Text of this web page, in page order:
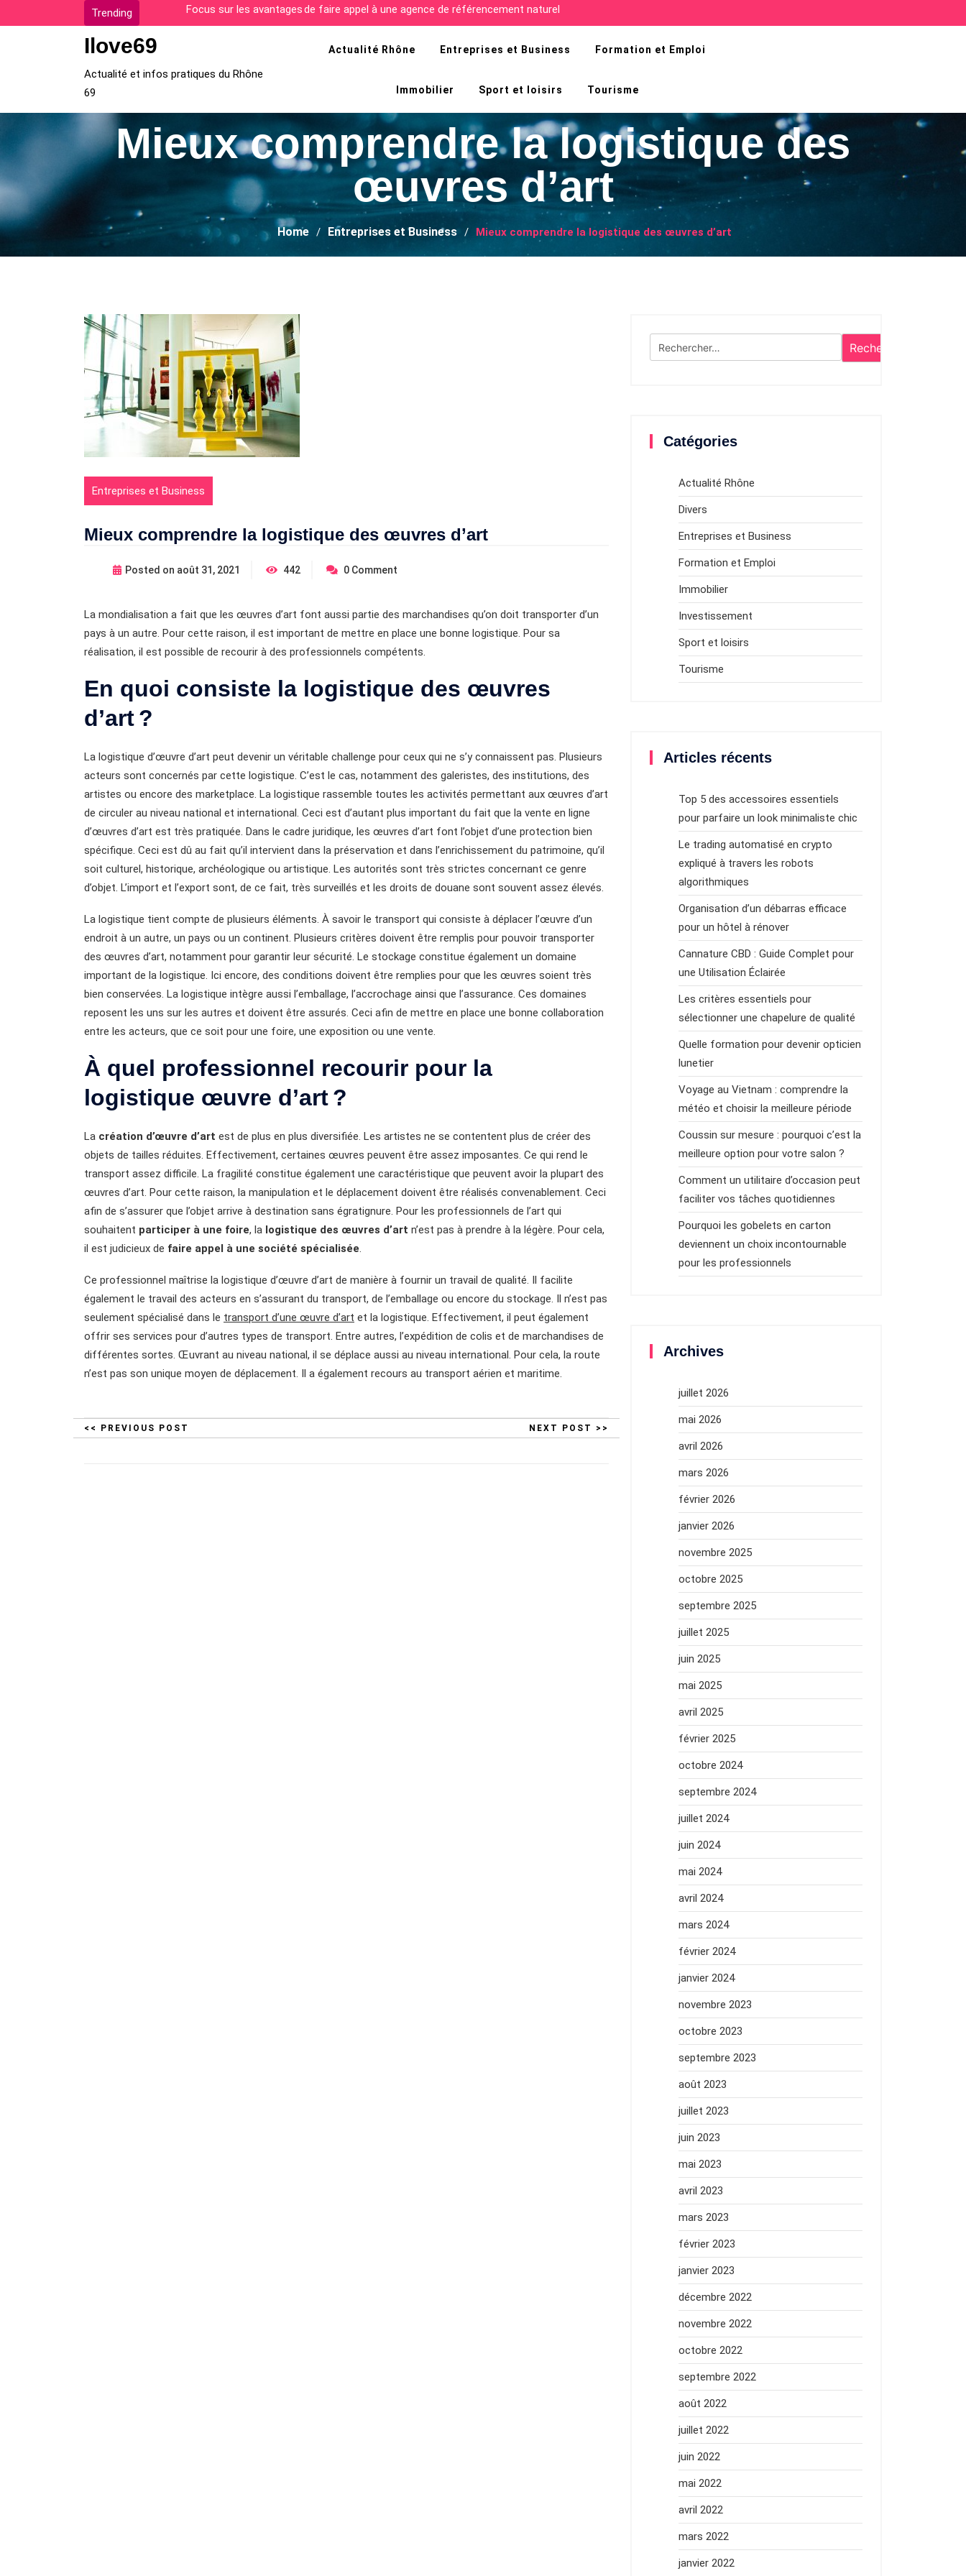
to
Trending Comment surmonter les difficultés de la recherche d’emploi en Afrique ?
Ilove69
Actualité et infos pratiques du Rhône
69
Actualité Rhône Entreprises et Business Formation et Emploi
Immobilier Sport et loisirs Tourisme
Mieux comprendre la logistique des
œuvres d’art
Home Entreprises et Business Mieux comprendre la logistique des œuvres d’art
Entreprises et Business
Mieux comprendre la logistique des œuvres d’art
Posted on août 31, 2021 442 0 Comment
La mondialisation a fait que les œuvres d’art font aussi partie des marchandises qu’on doit transporter d’un
pays à un autre. Pour cette raison, il est important de mettre en place une bonne logistique. Pour sa
réalisation, il est possible de recourir à des professionnels compétents.
En quoi consiste la logistique des œuvres
d’art ?
La logistique d’œuvre d’art peut devenir un véritable challenge pour ceux qui ne s’y connaissent pas. Plusieurs
acteurs sont concernés par cette logistique. C’est le cas, notamment des galeristes, des institutions, des
artistes ou encore des marketplace. La logistique rassemble toutes les activités permettant aux œuvres d’art
de circuler au niveau national et international. Ceci est d’autant plus important du fait que la vente en ligne
d’œuvres d’art est très pratiquée. Dans le cadre juridique, les œuvres d’art font l’objet d’une protection bien
spécifique. Ceci est dû au fait qu’il intervient dans la préservation et dans l’enrichissement du patrimoine, qu’il
soit culturel, historique, archéologique ou artistique. Les autorités sont très strictes concernant ce genre
d’objet. L’import et l’export sont, de ce fait, très surveillés et les droits de douane sont souvent assez élevés.
La logistique tient compte de plusieurs éléments. À savoir le transport qui consiste à déplacer l’œuvre d’un
endroit à un autre, un pays ou un continent. Plusieurs critères doivent être remplis pour pouvoir transporter
des œuvres d’art, notamment pour garantir leur sécurité. Le stockage constitue également un domaine
important de la logistique. Ici encore, des conditions doivent être remplies pour que les œuvres soient très
bien conservées. La logistique intègre aussi l’emballage, l’accrochage ainsi que l’assurance. Ces domaines
reposent les uns sur les autres et doivent être assurés. Ceci afin de mettre en place une bonne collaboration
entre les acteurs, que ce soit pour une foire, une exposition ou une vente.
À quel professionnel recourir pour la
logistique œuvre d’art ?
La création d’œuvre d’art est de plus en plus diversifiée. Les artistes ne se contentent plus de créer des
objets de tailles réduites. Effectivement, certaines œuvres peuvent être assez imposantes. Ce qui rend le
transport assez difficile. La fragilité constitue également une caractéristique que peuvent avoir la plupart des
œuvres d’art. Pour cette raison, la manipulation et le déplacement doivent être réalisés convenablement. Ceci
afin de s’assurer que l’objet arrive à destination sans égratignure. Pour les professionnels de l’art qui
souhaitent participer à une foire, la logistique des œuvres d’art n’est pas à prendre à la légère. Pour cela,
il est judicieux de faire appel à une société spécialisée.
Ce professionnel maîtrise la logistique d’œuvre d’art de manière à fournir un travail de qualité. Il facilite
également le travail des acteurs en s’assurant du transport, de l’emballage ou encore du stockage. Il n’est pas
seulement spécialisé dans le transport d’une œuvre d’art et la logistique. Effectivement, il peut également
offrir ses services pour d’autres types de transport. Entre autres, l’expédition de colis et de marchandises de
différentes sortes. Œuvrant au niveau national, il se déplace aussi au niveau international. Pour cela, la route
n’est pas son unique moyen de déplacement. Il a également recours au transport aérien et maritime.
<< PREVIOUS POST NEXT POST >>
Rechercher :
Catégories
Actualité Rhône
Divers
Entreprises et Business
Formation et Emploi
Immobilier
Investissement
Sport et loisirs
Tourisme
Articles récents
Top 5 des accessoires essentiels
pour parfaire un look minimaliste chic
Le trading automatisé en crypto
expliqué à travers les robots
algorithmiques
Organisation d’un débarras efficace
pour un hôtel à rénover
Cannature CBD : Guide Complet pour
une Utilisation Éclairée
Les critères essentiels pour
sélectionner une chapelure de qualité
Quelle formation pour devenir opticien
lunetier
Voyage au Vietnam : comprendre la
météo et choisir la meilleure période
Coussin sur mesure : pourquoi c’est la
meilleure option pour votre salon ?
Comment un utilitaire d’occasion peut
faciliter vos tâches quotidiennes
Pourquoi les gobelets en carton
deviennent un choix incontournable
pour les professionnels
Archives
juillet 2026
mai 2026
avril 2026
mars 2026
février 2026
janvier 2026
novembre 2025
octobre 2025
septembre 2025
juillet 2025
juin 2025
mai 2025
avril 2025
février 2025
octobre 2024
septembre 2024
juillet 2024
juin 2024
mai 2024
avril 2024
mars 2024
février 2024
janvier 2024
novembre 2023
octobre 2023
septembre 2023
août 2023
juillet 2023
juin 2023
mai 2023
avril 2023
mars 2023
février 2023
janvier 2023
décembre 2022
novembre 2022
octobre 2022
septembre 2022
août 2022
juillet 2022
juin 2022
mai 2022
avril 2022
mars 2022
janvier 2022